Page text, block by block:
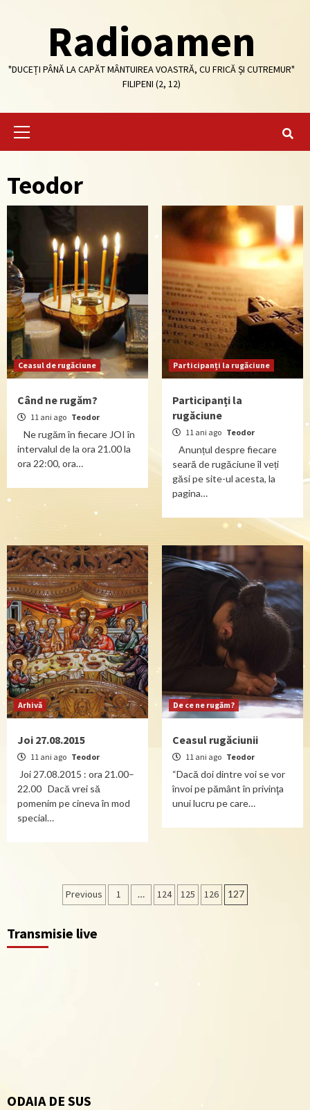
Radioamen
"DUCEȚI PÂNĂ LA CAPĂT MÂNTUIREA VOASTRĂ, CU FRICĂ ȘI CUTREMUR"
FILIPENI (2, 12)
Primary
Teodor
Ceasul de rugăciune
Când ne rugăm?
11 ani ago Teodor
Ne rugăm în fiecare JOI în
intervalul de la ora 21.00 la
ora 22:00, ora…
Participanți la rugăciune
Participanți la
rugăciune
11 ani ago Teodor
Anunțul despre fiecare
seară de rugăciune îl veți
găsi pe site-ul acesta, la
pagina…
Arhivă
Joi 27.08.2015
11 ani ago Teodor
Joi 27.08.2015 : ora 21.00–
22.00 Dacă vrei să
pomenim pe cineva în mod
special…
De ce ne rugăm?
Ceasul rugăciunii
11 ani ago Teodor
“Dacă doi dintre voi se vor
învoi pe pământ în privinţa
unui lucru pe care…
Navigare
articole
Previous 1 … 124 125 126 127
Transmisie live
ODAIA DE SUS